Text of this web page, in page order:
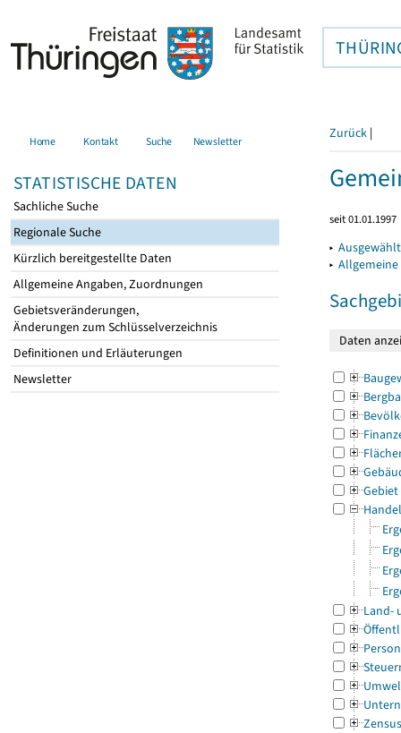
Home Kontakt Suche Newsletter
STATISTISCHE DATEN
Sachliche Suche
Regionale Suche
Kürzlich bereitgestellte Daten
Allgemeine Angaben, Zuordnungen
Gebietsveränderungen,
Änderungen zum Schlüsselverzeichnis
Definitionen und Erläuterungen
Newsletter
Zurück |
seit 01.01.1997
▸
▸
Gebiet
Land-
Zensus